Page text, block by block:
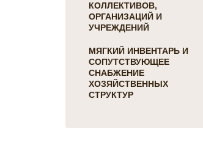
КОЛЛЕКТИВОВ,
ОРГАНИЗАЦИЙ И
УЧРЕЖДЕНИЙ
ПОДАРКИ ДЛЯ КОГО:
Женщинам
Коллегам
Мужчинам
МЯГКИЙ ИНВЕНТАРЬ И
СОПУТСТВУЮЩЕЕ
СНАБЖЕНИЕ
ХОЗЯЙСТВЕННЫХ
СТРУКТУР